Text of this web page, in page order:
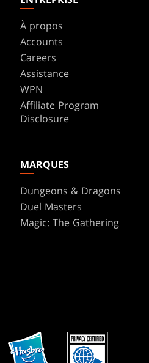
À propos
Accounts
Careers
Assistance
WPN
Affiliate Program
Disclosure
MARQUES
Dungeons & Dragons
Duel Masters
Magic: The Gathering